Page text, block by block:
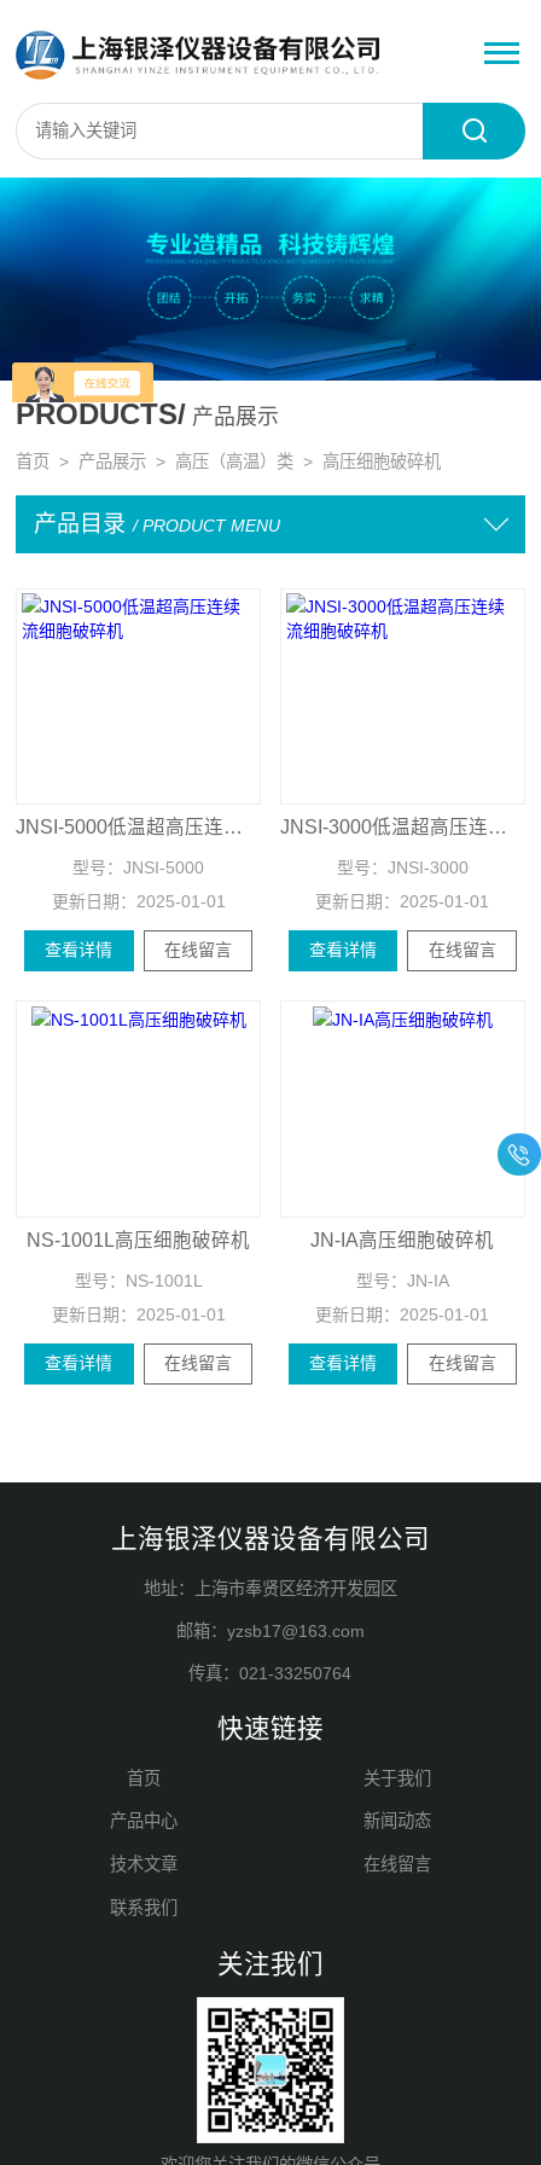
PRODUCTS/ 产品展示
首页 > 产品展示 > 高压（高温）类 > 高压细胞破碎机
产品目录 / PRODUCT MENU
JNSI-5000低温超高压连续流细胞破碎机
型号： JNSI-5000
更新日期： 2025-01-01
查看详情 在线留言
JNSI-3000低温超高压连续流细胞破碎机
型号： JNSI-3000
更新日期： 2025-01-01
查看详情 在线留言
NS-1001L高压细胞破碎机
型号： NS-1001L
更新日期： 2025-01-01
查看详情 在线留言
JN-IA高压细胞破碎机
型号： JN-IA
更新日期： 2025-01-01
查看详情 在线留言
上海银泽仪器设备有限公司
地址：上海市奉贤区经济开发园区
邮箱：yzsb17@163.com
传真：021-33250764
快速链接
首页 关于我们
产品中心 新闻动态
技术文章 在线留言
联系我们
关注我们